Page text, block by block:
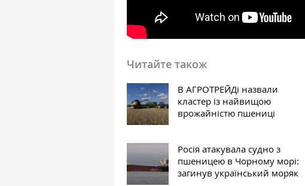
Читайте також
В АГРОТРЕЙДі назвали
кластер із найвищою
врожайністю пшениці
Росія атакувала судно з
пшеницею в Чорному морі:
загинув український моряк